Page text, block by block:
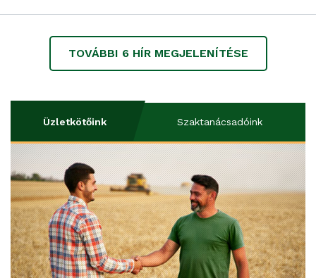
TOVÁBBI 6HÍR MEGJELENÍTÉSE
Üzletkötőink Szaktanácsadóink